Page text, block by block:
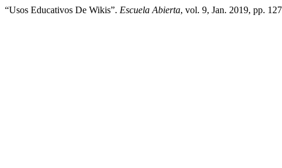
“Usos Educativos De Wikis”. Escuela Abierta, vol. 9, Jan. 2019, pp.